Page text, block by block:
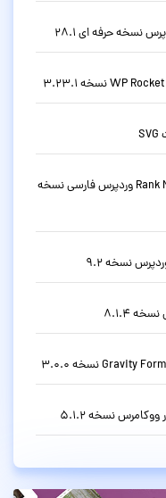
دانلود افزونه سئو حرفه ای رنک مث Rank Math Pro وردپرس فارسی نسخه